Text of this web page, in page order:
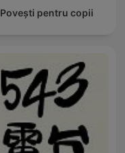
Povești pentru copii